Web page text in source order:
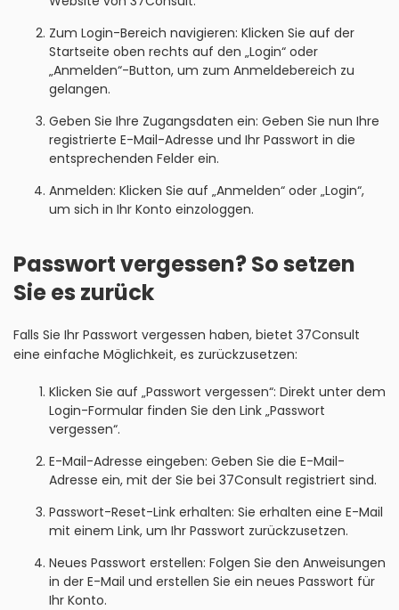
Zum Login-Bereich navigieren: Klicken Sie auf der
Startseite oben rechts auf den „Login“ oder
„Anmelden“-Button, um zum Anmeldebereich zu
gelangen.
Geben Sie Ihre Zugangsdaten ein: Geben Sie nun Ihre
registrierte E-Mail-Adresse und Ihr Passwort in die
entsprechenden Felder ein.
Anmelden: Klicken Sie auf „Anmelden“ oder „Login“,
um sich in Ihr Konto einzologgen.
Passwort vergessen? So setzen
Sie es zurück
Falls Sie Ihr Passwort vergessen haben, bietet 37Consult
eine einfache Möglichkeit, es zurückzusetzen:
Klicken Sie auf „Passwort vergessen“: Direkt unter dem
Login-Formular finden Sie den Link „Passwort
vergessen“.
E-Mail-Adresse eingeben: Geben Sie die E-Mail-
Adresse ein, mit der Sie bei 37Consult registriert sind.
Passwort-Reset-Link erhalten: Sie erhalten eine E-Mail
mit einem Link, um Ihr Passwort zurückzusetzen.
Neues Passwort erstellen: Folgen Sie den Anweisungen
in der E-Mail und erstellen Sie ein neues Passwort für
Ihr Konto.